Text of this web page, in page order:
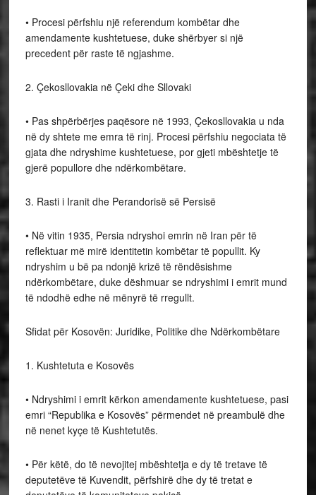
• Procesi përfshiu një referendum kombëtar dhe
amendamente kushtetuese, duke shërbyer si një
precedent për raste të ngjashme.
2. Çekosllovakia në Çeki dhe Sllovaki
• Pas shpërbërjes paqësore në 1993, Çekosllovakia u nda
në dy shtete me emra të rinj. Procesi përfshiu negociata të
gjata dhe ndryshime kushtetuese, por gjeti mbështetje të
gjerë popullore dhe ndërkombëtare.
3. Rasti i Iranit dhe Perandorisë së Persisë
• Në vitin 1935, Persia ndryshoi emrin në Iran për të
reflektuar më mirë identitetin kombëtar të popullit. Ky
ndryshim u bë pa ndonjë krizë të rëndësishme
ndërkombëtare, duke dëshmuar se ndryshimi i emrit mund
të ndodhë edhe në mënyrë të rregullt.
Sfidat për Kosovën: Juridike, Politike dhe Ndërkombëtare
1. Kushtetuta e Kosovës
• Ndryshimi i emrit kërkon amendamente kushtetuese, pasi
emri “Republika e Kosovës” përmendet në preambulë dhe
në nenet kyçe të Kushtetutës.
• Për këtë, do të nevojitej mbështetja e dy të tretave të
deputetëve të Kuvendit, përfshirë dhe dy të tretat e